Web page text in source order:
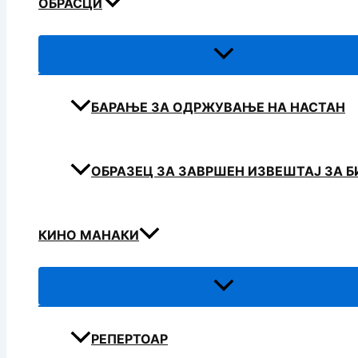
ОБРАСЦИ
БАРАЊЕ ЗА ОДРЖУВАЊЕ НА НАСТАН
ОБРАЗЕЦ ЗА ЗАВРШЕН ИЗВЕШТАЈ ЗА
КИНО МАНАКИ
РЕПЕРТОАР